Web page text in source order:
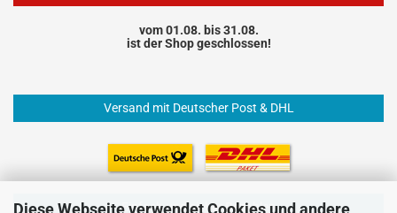
Diese Webseite verwendet Cookies und andere
vom 01.08. bis 31.08.
ist der Shop geschlossen!
Versand mit Deutscher Post & DHL
Einfach und sicher Bezahlen